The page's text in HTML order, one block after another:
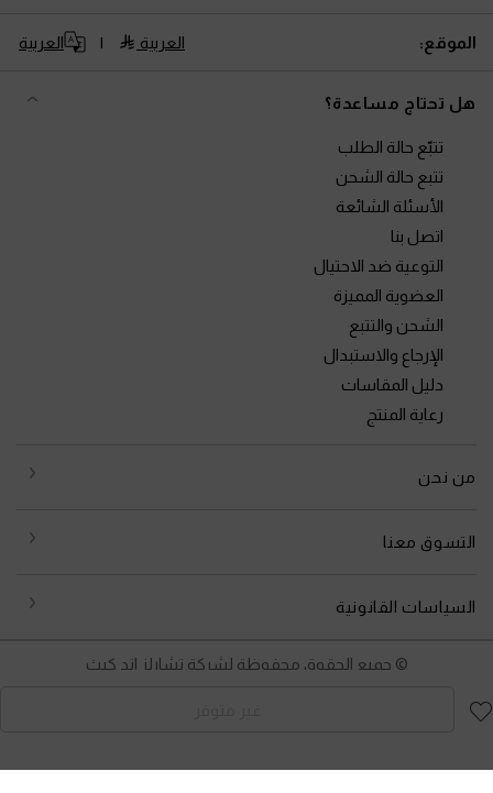
الموقع: العربية العربية
هل تحتاج مساعدة؟
تتبّع حالة الطلب
تتبع حالة الشحن
الأسئلة الشائعة
اتصل بنا
التوعية ضد الاحتيال
العضوية المميزة
الشحن والتتبع
الإرجاع والاستبدال
دليل المقاسات
رعاية المنتج
من نحن
التسوق معنا
السياسات القانونية
© جميع الحقوق محفوظة لشركة تشارلز اند كيث